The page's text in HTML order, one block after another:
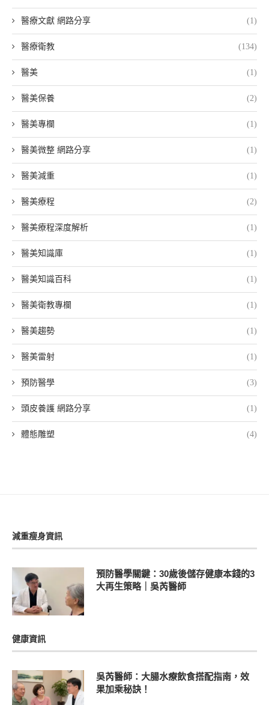
醫療文獻 網路分享 (1)
醫療衛教 (134)
醫美 (1)
醫美保養 (2)
醫美專欄 (1)
醫美微整 網路分享 (1)
醫美減重 (1)
醫美療程 (2)
醫美療程深度解析 (1)
醫美知識庫 (1)
醫美知識百科 (1)
醫美衛教專欄 (1)
醫美趨勢 (1)
醫美雷射 (1)
預防醫學 (3)
頭皮養護 網路分享 (1)
體態雕塑 (4)
減重瘦身資訊
預防醫學關鍵：30歲後儲存健康本錢的3
大再生策略｜吳芮醫師
健康資訊
吳芮醫師：大腸水療飲食搭配指南，效
果加乘秘訣！